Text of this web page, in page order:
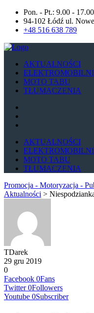
Pon. - Pt.: 9.00 - 17.00
94-102 Łódź ul.
+48 516 638 789
AKTUALNOŚCI
ELEKTROMOBILNI
MOTO TABU
TŁUMACZENIA
AKTUALNOŚCI
ELEKTROMOBILNI
MOTO TABU
TŁUMACZENIA
Promocja - Motoryzacja -
Aktualności >
TDarek
29 gru 2019
0
Facebook 0Fans
Twitter 0Followers
Youtube 0Subscriber